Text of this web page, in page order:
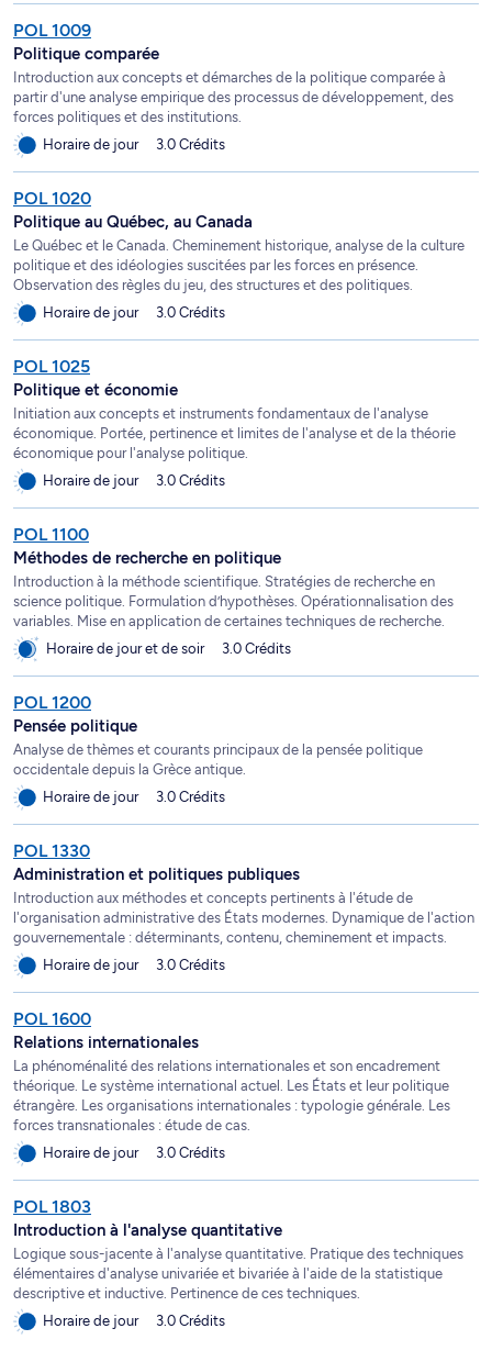
POL 1009
Politique comparée
Introduction aux concepts et démarches de la politique comparée à
partir d'une analyse empirique des processus de développement, des
forces politiques et des institutions.
Horaire de jour
3.0 Crédits
POL 1020
Politique au Québec, au Canada
Le Québec et le Canada. Cheminement historique, analyse de la culture
politique et des idéologies suscitées par les forces en présence.
Observation des règles du jeu, des structures et des politiques.
Horaire de jour
3.0 Crédits
POL 1025
Politique et économie
Initiation aux concepts et instruments fondamentaux de l'analyse
économique. Portée, pertinence et limites de l'analyse et de la théorie
économique pour l'analyse politique.
Horaire de jour
3.0 Crédits
POL 1100
Méthodes de recherche en politique
Introduction à la méthode scientifique. Stratégies de recherche en
science politique. Formulation d’hypothèses. Opérationnalisation des
variables. Mise en application de certaines techniques de recherche.
Horaire de jour et de soir
3.0 Crédits
POL 1200
Pensée politique
Analyse de thèmes et courants principaux de la pensée politique
occidentale depuis la Grèce antique.
Horaire de jour
3.0 Crédits
POL 1330
Administration et politiques publiques
Introduction aux méthodes et concepts pertinents à l'étude de
l'organisation administrative des États modernes. Dynamique de l'action
gouvernementale : déterminants, contenu, cheminement et impacts.
Horaire de jour
3.0 Crédits
POL 1600
Relations internationales
La phénoménalité des relations internationales et son encadrement
théorique. Le système international actuel. Les États et leur politique
étrangère. Les organisations internationales : typologie générale. Les
forces transnationales : étude de cas.
Horaire de jour
3.0 Crédits
POL 1803
Introduction à l'analyse quantitative
Logique sous-jacente à l'analyse quantitative. Pratique des techniques
élémentaires d'analyse univariée et bivariée à l'aide de la statistique
descriptive et inductive. Pertinence de ces techniques.
Horaire de jour
3.0 Crédits